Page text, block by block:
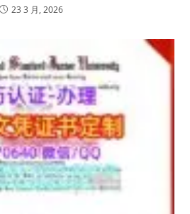
23 3 月, 2026